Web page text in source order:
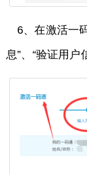
6、在激活一
息”、“验证用户